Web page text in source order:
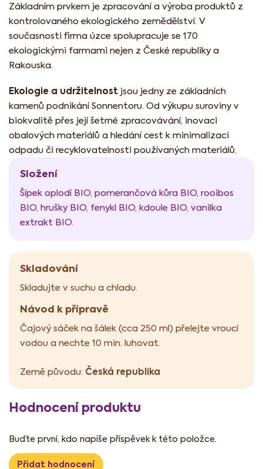
Základním prvkem je zpracování a výroba produktů z
kontrolovaného ekologického zemědělství. V
současnosti firma úzce spolupracuje se 170
ekologickými farmami nejen z České republiky a
Rakouska.
Ekologie a udržitelnost jsou jedny ze základních
kamenů podnikání Sonnentoru. Od výkupu suroviny v
biokvalitě přes její šetrné zpracovávání, inovaci
obalových materiálů a hledání cest k minimalizaci
odpadu či recyklovatelnosti používaných materiálů.
Složení
Šípek oplodí BIO, pomerančová kůra BIO, rooibos
BIO, hrušky BIO, fenykl BIO, kdoule BIO, vanilka
extrakt BIO.
Skladování
Skladujte v suchu a chladu.
Návod k přípravě
Čajový sáček na šálek (cca 250 ml) přelejte vroucí
vodou a nechte 10 min. luhovat.
Země původu: Česká republika
Hodnocení produktu
Buďte první, kdo napíše příspěvek k této položce.
Přidat hodnocení